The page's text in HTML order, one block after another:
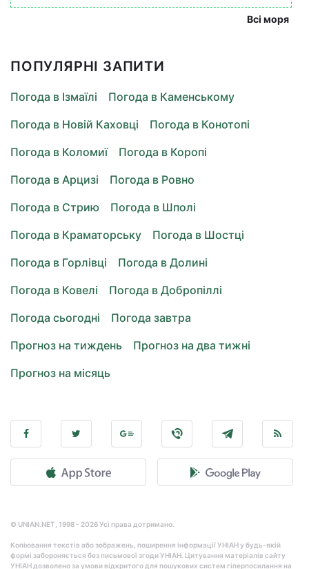
Всі моря
ПОПУЛЯРНІ ЗАПИТИ
Погода в Ізмаїлі
Погода в Каменському
Погода в Новій Каховці
Погода в Конотопі
Погода в Коломиї
Погода в Коропі
Погода в Арцизі
Погода в Ровно
Погода в Стрию
Погода в Шполі
Погода в Краматорську
Погода в Шостці
Погода в Горлівці
Погода в Долині
Погода в Ковелі
Погода в Добропіллі
Погода сьогодні
Погода завтра
Прогноз на тиждень
Прогноз на два тижні
Прогноз на місяць
© UNIAN.NET, 1998 - 2026 Усі права дотримано.
Копіювання текстів або зображень, поширення інформації УНІАН у будь-якій
формі забороняється без письмової згоди УНІАН. Цитування матеріалів сайту
УНІАН дозволено за умови відкритого для пошукових систем гіперпосилання на